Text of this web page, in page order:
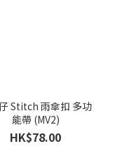
Stitch 雨傘扣 多功
能帶 (MV2)
HK$78.00